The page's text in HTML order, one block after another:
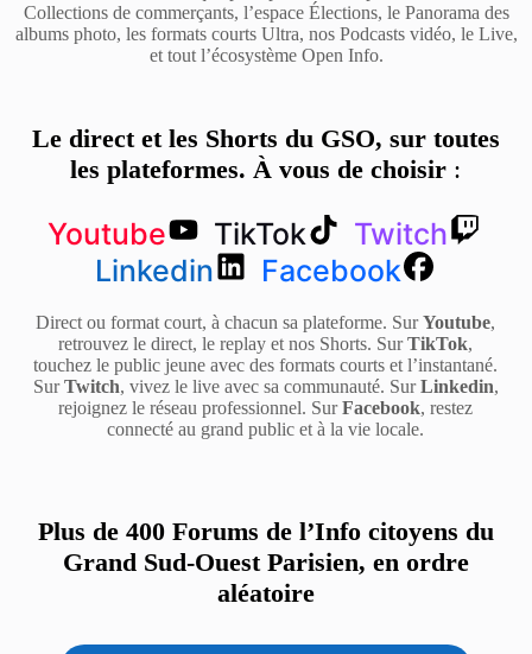
Collections de commerçants, l’espace Élections, le Panorama des
albums photo, les formats courts Ultra, nos Podcasts vidéo, le Live,
et tout l’écosystème Open Info.
Le direct et les Shorts du GSO, sur toutes
les plateformes. À vous de choisir :
Youtube TikTok
Twitch
Linkedin
Facebook
Direct ou format court, à chacun sa plateforme. SurYoutube,
retrouvez le direct, le replay et nos Shorts. SurTikTok,
touchez le public jeune avec des formats courts et l’instantané.
SurTwitch, vivez le live avec sa communauté. SurLinkedin,
rejoignez le réseau professionnel. SurFacebook, restez
connecté au grand public et à la vie locale.
Plus de 400 Forums de l’Info citoyens du
Grand Sud-Ouest Parisien, en ordre
aléatoire